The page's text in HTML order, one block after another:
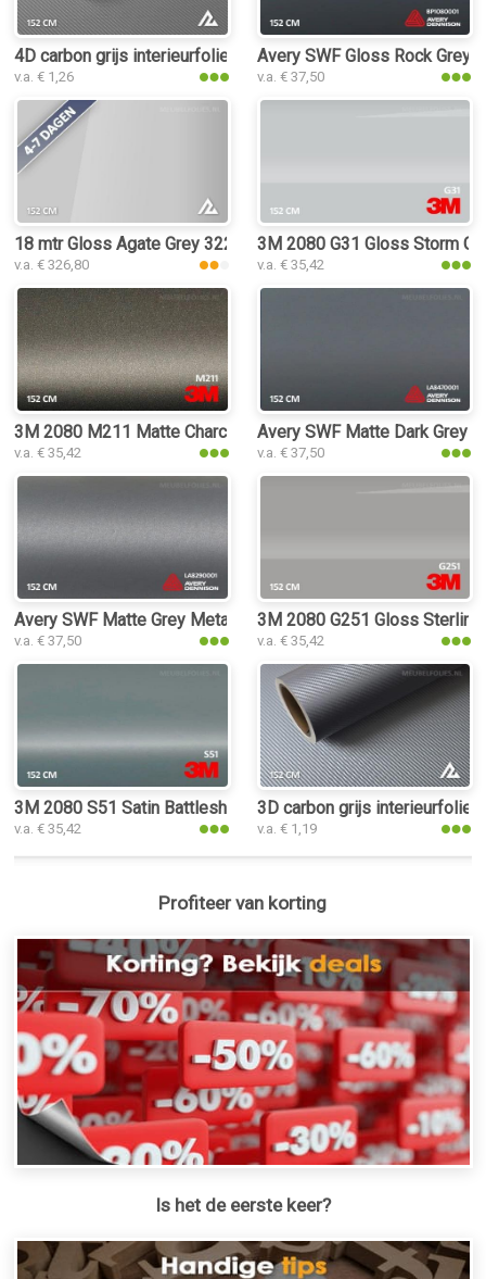
4D carbon grijs interieurfolie
v.a. € 1,26
Avery SWF Gloss Rock Grey
v.a. € 37,50
18 mtr Gloss Agate Grey 3224 interieurfolie
v.a. € 326,80
3M 2080 G31 Gloss Storm
v.a. € 35,42
3M 2080 M211 Matte Charcoal Metallic interieurfolie
v.a. € 35,42
Avery SWF Matte Dark Grey
v.a. € 37,50
Avery SWF Matte Grey Metallic interieurfolie
v.a. € 37,50
3M 2080 G251 Gloss
v.a. € 35,42
3M 2080 S51 Satin Battleship Gray interieurfolie
v.a. € 35,42
3D carbon grijs interieurfolie
v.a. € 1,19
Profiteer van korting
Is het de eerste keer?